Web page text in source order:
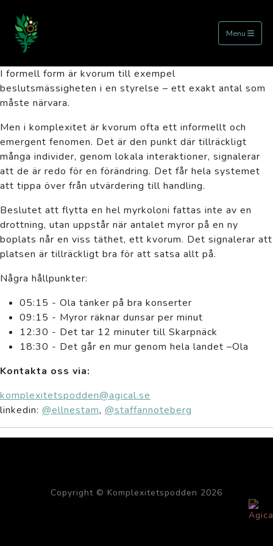
Menu
Kvorum (Quorum) - Fem personer
ställer sig upp och jublar.
I formell form är kvorum till exempel
beslutsmässigheten i en styrelse – ett exakt antal som
måste närvara.
Men i komplexitet är kvorum ofta ett informellt och
emergent fenomen. Det är den punkt där tillräckligt
många individer, genom lokala interaktioner, signalerar
att de är redo för en förändring. Det får hela systemet
att tippa över från utvärdering till handling.
Beslutet att flytta en hel myrkoloni fattas inte av en
drottning, utan uppstår när antalet myror på en ny
boplats når en viss täthet, ett kvorum. Det signalerar att
platsen är tillräckligt bra för att satsa allt på.
Några hållpunkter:
05:15 - Ola tänker på bra konserter
09:15 - Myror räknar dunsar per minut
12:30 - Det tar 12 minuter till Skarpnäck
18:30 - Det går en mur genom hela landet –Ola
Kontakta oss via:
komplexitetspodden@agical.se
linkedin: @ellnestam, @staffannoteberg
Copyright © Komplexitetspodden 2026